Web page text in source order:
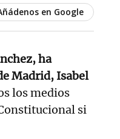
en Google
ha
Madrid, Isabel
los medios
si